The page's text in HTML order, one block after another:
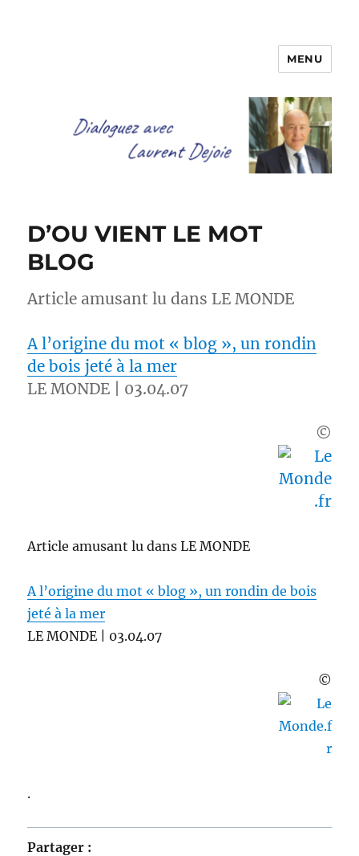
Dialoguez avec Laurent Dejoie
MENU
D’OU VIENT LE MOT
BLOG
Article amusant lu dans LE MONDE
A l’origine du mot « blog », un rondin
de bois jeté à la mer
LE MONDE | 03.04.07
©
Article amusant lu dans LE MONDE
A l’origine du mot « blog », un rondin de bois
jeté à la mer
LE MONDE | 03.04.07
©
.
Partager :